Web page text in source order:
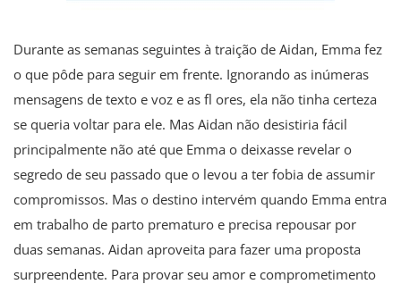
Durante as semanas seguintes à traição de Aidan, Emma fez
o que pôde para seguir em frente. Ignorando as inúmeras
mensagens de texto e voz e as fl ores, ela não tinha certeza
se queria voltar para ele. Mas Aidan não desistiria fácil
principalmente não até que Emma o deixasse revelar o
segredo de seu passado que o levou a ter fobia de assumir
compromissos. Mas o destino intervém quando Emma entra
em trabalho de parto prematuro e precisa repousar por
duas semanas. Aidan aproveita para fazer uma proposta
surpreendente. Para provar seu amor e comprometimento